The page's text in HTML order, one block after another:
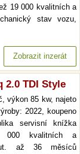
19 000 kvalitních a
stav vozu,
Zobrazit inzerát
2.0 TDI Style
výkon 85 kw, najeto
2022, koupeno
servisní knížka
kvalitních a
až 36 měsíců